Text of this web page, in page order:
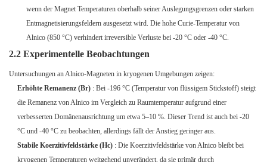
wenn der Magnet Temperaturen oberhalb seiner Auslegungsgrenzen oder starken
Entmagnetisierungsfeldern ausgesetzt wird. Die hohe Curie-Temperatur von
Alnico (850 °C) verhindert irreversible Verluste bei -20 °C oder -40 °C.
2.2 Experimentelle Beobachtungen
Untersuchungen an Alnico-Magneten in kryogenen Umgebungen zeigen:
Erhöhte Remanenz (Br) : Bei -196 °C (Temperatur von flüssigem Stickstoff) steigt
die Remanenz von Alnico im Vergleich zu Raumtemperatur aufgrund einer
verbesserten Domänenausrichtung um etwa 5–10 %. Dieser Trend ist auch bei -20
°C und -40 °C zu beobachten, allerdings fällt der Anstieg geringer aus.
Stabile Koerzitivfeldstärke (Hc) : Die Koerzitivfeldstärke von Alnico bleibt bei
kryogenen Temperaturen weitgehend unverändert, da sie primär durch